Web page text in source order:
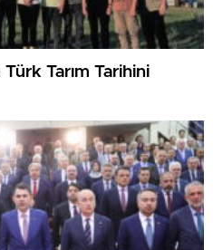
Türk Tarım Tarihini